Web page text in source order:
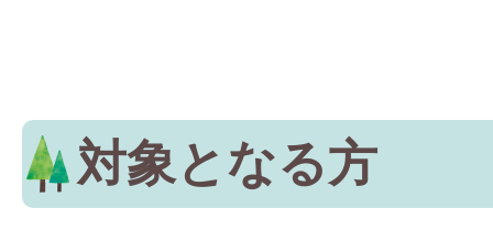
対象となる方